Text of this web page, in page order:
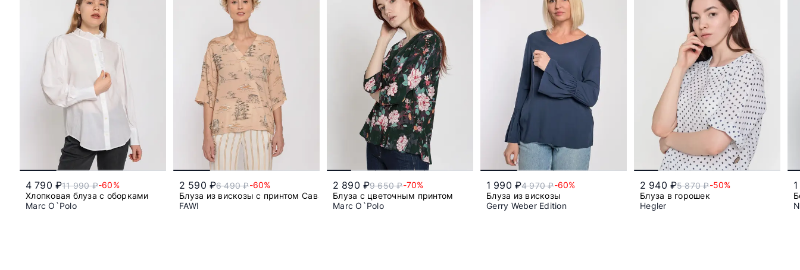
4 790 ₽11 990 ₽-60%
Хлопковая блуза с оборками
Marc O`Polo
2 590 ₽6 490 ₽-60%
Блуза из вискозы с принтом Саванна
FAWI
2 890 ₽9 650 ₽-70%
Блуза с цветочным принтом
Marc O`Polo
1 990 ₽4 970 ₽-60%
Блуза из вискозы
Gerry Weber Edition
2 940 ₽5 870 ₽-50%
Блуза в горошек
Hegler